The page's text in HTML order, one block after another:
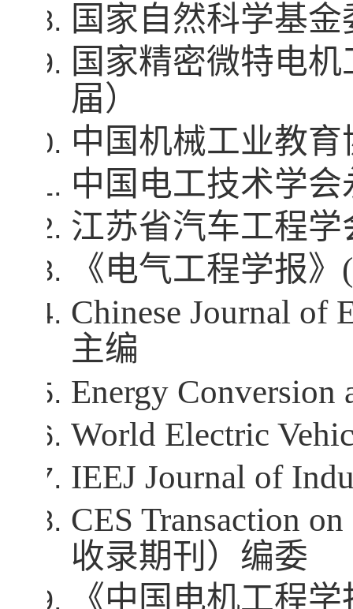
国家自然科学基
国家精密微特电
届）
中国机械工业教
中国电工技术学
江苏省汽车工程
《电气工程学报》 (
Chinese Journal of
主编
Energy Conversion
World Electric
IEEJ Journal of
CES Transaction
收录期刊）编委
《中国电机工程